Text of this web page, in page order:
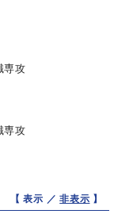
専攻
専攻
【 表示 ／非表示 】